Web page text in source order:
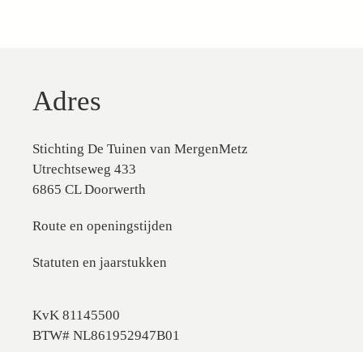
Adres
Stichting De Tuinen van MergenMetz
Utrechtseweg 433
6865 CL Doorwerth
Route en openingstijden
Statuten en jaarstukken
KvK 81145500
BTW# NL861952947B01